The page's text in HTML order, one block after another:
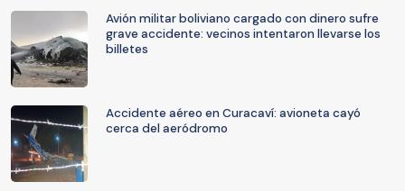
Avión militar boliviano cargado con dinero sufre
grave accidente: vecinos intentaron llevarse los
billetes
Accidente aéreo en Curacaví: avioneta cayó
cerca del aeródromo